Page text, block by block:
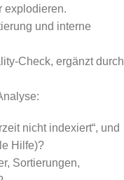
explodieren.
und interne
Check, ergänzt durch
nicht indexiert“, und
Hilfe)?
Sortierungen,